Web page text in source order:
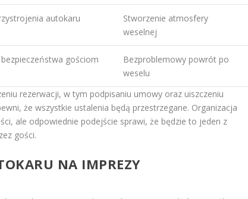
autokaru
Stworzenie atmosfery
weselnej
gościom
Bezproblemowy powrót po
weselu
rezerwacji, w tym podpisaniu umowy oraz uiszczeniu
że wszystkie ustalenia będą przestrzegane. Organizacja
ale odpowiednie podejście sprawi, że będzie to jeden z
gości.
NA IMPREZY